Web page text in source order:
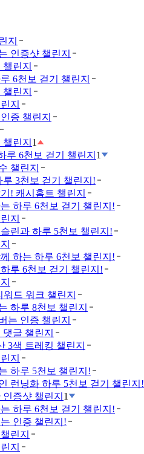
지
인증샷 챌린지
린지
6천보 걷기 챌린지
린지
지
증 챌린지
린지 1
6천보 걷기 챌린지 1
챌린지
3천보 걷기 챌린지!
! 캐시홈트 챌린지
하루 6천보 걷기 챌린지!
지
린과 하루 5천보 챌린지!
하는 하루 6천보 챌린지!
루 6천보 걷기 챌린지!
드 워크 챌린지
하루 8천보 챌린지
는 인증 챌린지
글 챌린지
3색 트레킹 챌린지
지
하루 5천보 챌린지!
런닝화 하루 5천보 걷기 챌린지!
증샷 챌린지 1
하루 6천보 걷기 챌린지!
인증 챌린지!
린지
지